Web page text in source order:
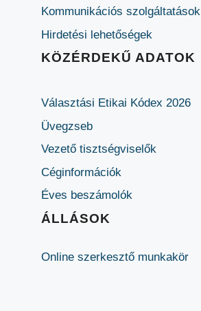
Kommunikációs szolgáltatások
Hirdetési lehetőségek
KÖZÉRDEKŰ ADATOK
Választási Etikai Kódex 2026
Üvegzseb
Vezető tisztségviselők
Céginformációk
Éves beszámolók
ÁLLÁSOK
Online szerkesztő munkakör